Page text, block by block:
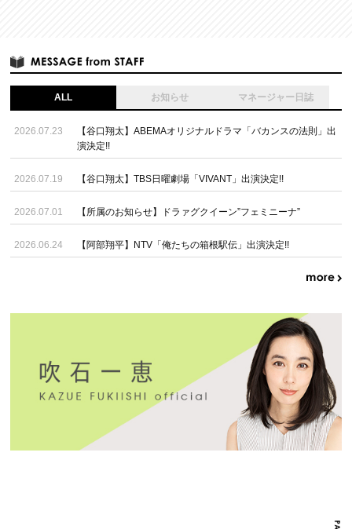
ALL お知らせ マネージャー日誌
2026.07.23
【谷口翔太】ABEMAオリジナルドラマ「バカンスの法則」出
演決定!!
2026.07.19 【谷口翔太】TBS日曜劇場「VIVANT」出演決定!!
2026.07.01 【所属のお知らせ】ドラァグクイーン”フェミニーナ”
2026.06.24 【阿部翔平】NTV「俺たちの箱根駅伝」出演決定!!